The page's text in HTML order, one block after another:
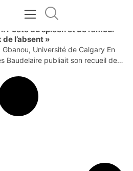
Poète du spleen et de l’amour
de l’absent »
Gbanou, Université de Calgary En
Baudelaire publiait son recueil de
de Paris. Dans la préface-
au ponte des lettres de